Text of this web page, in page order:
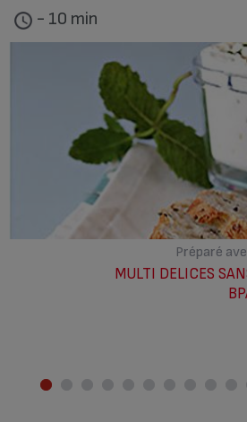
- 10 min
Préparé
MULTI DELICES